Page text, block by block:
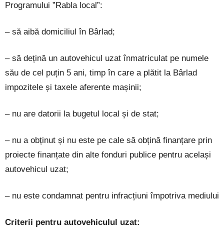
Programului ”Rabla local”:
– să aibă domiciliul în Bârlad;
– să dețină un autovehicul uzat înmatriculat pe numele
său de cel puțin 5 ani, timp în care a plătit la Bârlad
impozitele și taxele aferente mașinii;
– nu are datorii la bugetul local și de stat;
– nu a obținut și nu este pe cale să obțină finanțare prin
proiecte finanțate din alte fonduri publice pentru același
autovehicul uzat;
– nu este condamnat pentru infracțiuni împotriva mediului
Criterii pentru autovehiculul uzat: